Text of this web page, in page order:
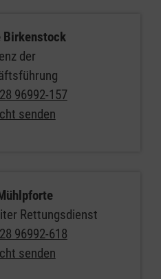
Birkenstock
der
96992-157
senden
Rettungsdienst
96992-618
senden